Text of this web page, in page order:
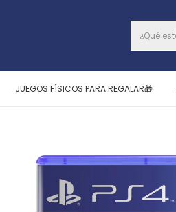
JUEGOS FÍSICOS PARA REGALAR🎁